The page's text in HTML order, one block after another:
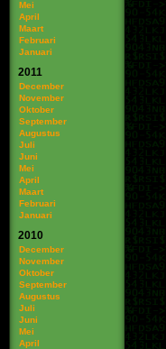
Mei
April
Maart
Februari
Januari
2011
December
November
Oktober
September
Augustus
Juli
Juni
Mei
April
Maart
Februari
Januari
2010
December
November
Oktober
September
Augustus
Juli
Juni
Mei
April